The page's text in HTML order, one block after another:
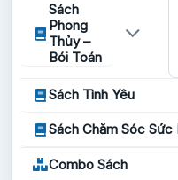
Sách
Phong
Thủy –
Bói Toán
Sách Tình Yêu
Sách Chăm Sóc Sức
Combo Sách